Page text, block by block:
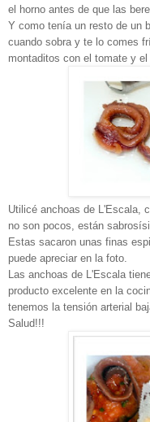
el horno antes de que las
Y como tenía un resto de un
cuando sobra y te lo comes
montaditos con el tomate y
Utilicé anchoas de L'Escala,
no son pocos, están
Estas sacaron unas finas
puede apreciar en la foto.
Las anchoas de L'Escala
producto excelente en la
tenemos la tensión arterial
Salud!!!